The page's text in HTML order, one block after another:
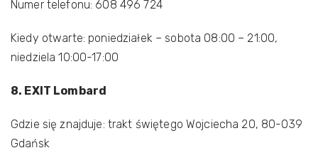
Numer telefonu: 608 496 724
Kiedy otwarte: poniedziałek – sobota 08:00 – 21:00,
niedziela 10:00-17:00
8. EXIT Lombard
Gdzie się znajduje: trakt świętego Wojciecha 20, 80-039
Gdańsk